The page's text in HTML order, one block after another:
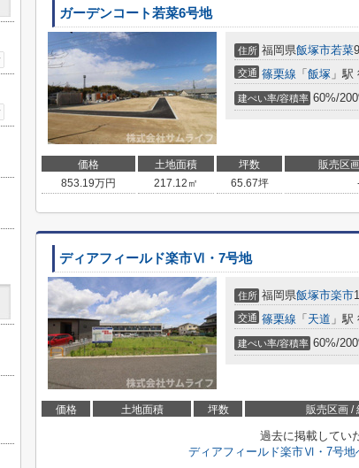
ガーデンコート若菜6号地
住所 福岡県飯塚市若菜
交通 篠栗線 「 飯塚 」駅
建ぺい率/容積率 60%/
価格 土地面積 坪数 販売区
853.19万円 217.12㎡ 65.67坪
ディアフィールド楽市Ⅵ・7号地
住所 福岡県飯塚市楽市
交通 篠栗線 「 天道 」駅
建ぺい率/容積率 60%/
価格 土地面積 坪数 販売区画 /
過去に掲載してい
ディアフィールド楽市Ⅵ・7号地